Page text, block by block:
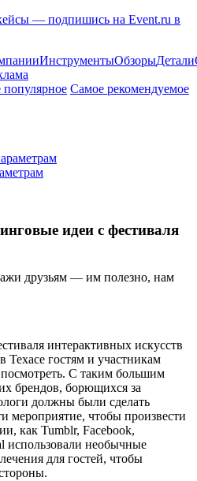
— подпишись на Event.ru в
ИнструментыОбзорыДетали
Самое рекомендуемое
идеи с фестиваля
друзьям — им полезно, нам
интерактивных искусств
Техасе гостям и участникам
С таким большим
брендов, борющихся за
должны были сделать
мероприятие, чтобы произвести
как Tumblr, Facebook,
использовали необычные
для гостей, чтобы